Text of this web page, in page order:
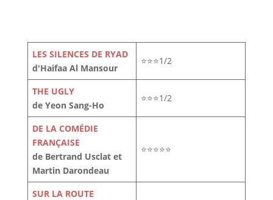
LES SILENCES DE RYAD
d'Haifaa Al Mansour
⭐⭐⭐1/2
THE UGLY
de Yeon Sang-Ho
⭐⭐⭐1/2
DE LA COMÉDIE
FRANÇAISE
de Bertrand Usclat et
Martin Darondeau
⭐⭐⭐⭐⭐
SUR LA ROUTE